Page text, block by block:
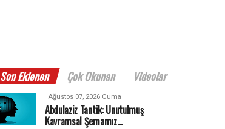
Son Eklenen Çok Okunan Videolar
Ağustos 07, 2026 Cuma
Abdulaziz Tantik: Unutulmuş
Kavramsal Şemamız…